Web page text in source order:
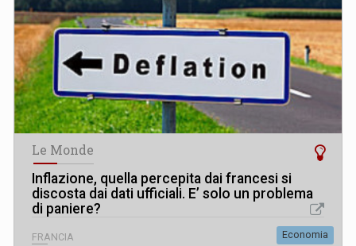
Le Monde
Inflazione, quella percepita dai francesi si
discosta dai dati ufficiali. E’ solo un problema
di paniere?
FRANCIA Economia